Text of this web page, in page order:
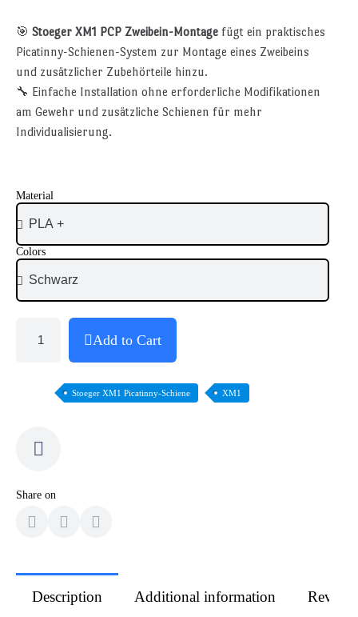
🎯 Stoeger XM1 PCP Zweibein-Montage fügt ein praktisches
Picatinny-Schienen-System zur Montage eines Zweibeins
und zusätzlicher Zubehörteile hinzu.
🔧 Einfache Installation ohne erforderliche Modifikationen
am Gewehr und zusätzliche Schienen für mehr
Individualisierung.
Material
Colors
Add to Cart
Stoeger XM1 Picatinny-Schiene XM1
Share on
Description Additional information